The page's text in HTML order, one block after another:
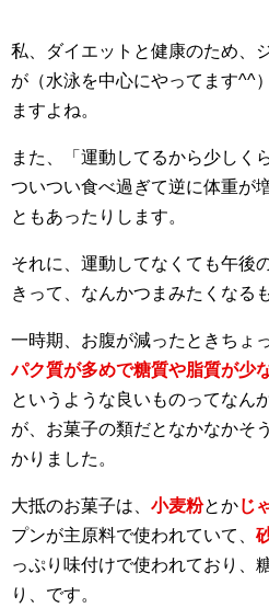
私、ダイエットと健康のため、
が（水泳を中心にやってます^^
ますよね。
また、「運動してるから少しく
ついつい食べ過ぎて逆に体重が
ともあったりします。
それに、運動してなくても午後
きって、なんかつまみたくなる
一時期、お腹が減ったときちょ
パク質が多めで糖質や脂質が少
というような良いものってなん
が、お菓子の類だとなかなかそ
かりました。
大抵のお菓子は、 小麦粉とかじ
プンが主原料で使われていて、
っぷり味付けで使われており、
り、です。